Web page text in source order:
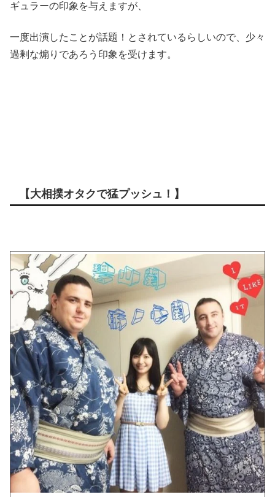
ギュラーの印象を与えますが、
一度出演したことが話題！とされているらしいので、少々
過剰な煽りであろう印象を受けます。
【大相撲オタクで猛プッシュ！】